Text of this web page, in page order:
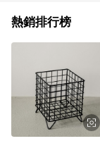
熱銷排行榜